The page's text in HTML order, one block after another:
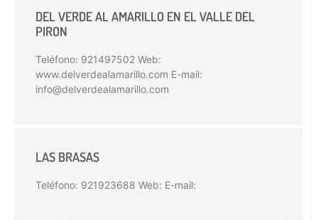
DEL VERDE AL AMARILLO EN EL VALLE DEL
PIRON
Teléfono: 921497502 Web:
www.delverdealamarillo.com E-mail:
info@delverdealamarillo.com
LAS BRASAS
Teléfono: 921923688 Web: E-mail: